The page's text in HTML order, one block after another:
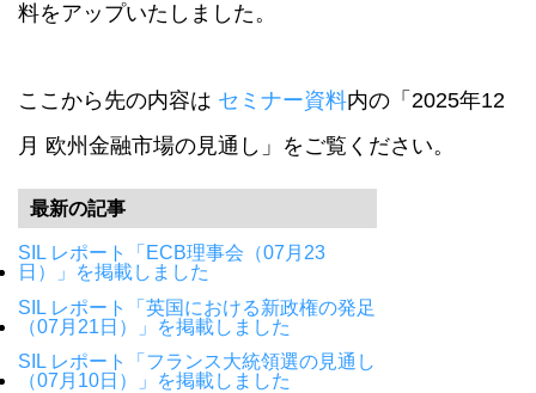
料をアップいたしました。
ここから先の内容は セミナー資料内の「2025年12
月 欧州金融市場の見通し」をご覧ください。
最新の記事
SIL レポート「ECB理事会（07月23
日）」を掲載しました
SIL レポート「英国における新政権の発足
（07月21日）」を掲載しました
SIL レポート「フランス大統領選の見通し
（07月10日）」を掲載しました